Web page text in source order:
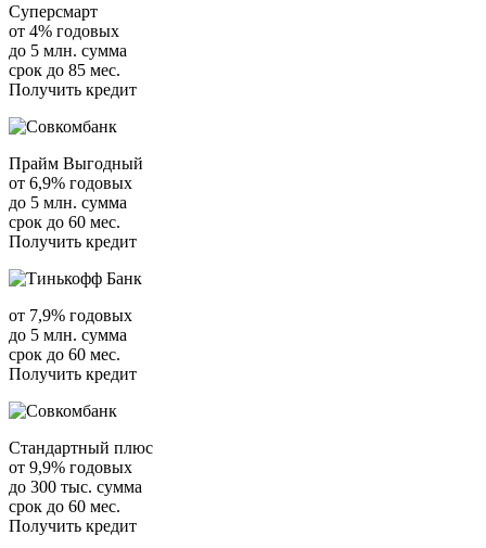
Суперсмарт
от 4% годовых
до 5 млн. сумма
срок до 85 мес.
Получить кредит
Прайм Выгодный
от 6,9% годовых
до 5 млн. сумма
срок до 60 мес.
Получить кредит
от 7,9% годовых
до 5 млн. сумма
срок до 60 мес.
Получить кредит
Стандартный плюс
от 9,9% годовых
до 300 тыс. сумма
срок до 60 мес.
Получить кредит